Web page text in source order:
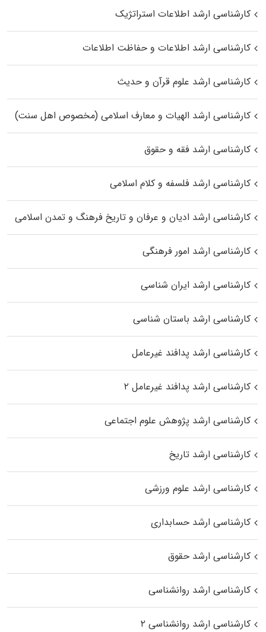
کارشناسی ارشد اطلاعات استراتژیک
کارشناسی ارشد اطلاعات و حفاظت اطلاعات
کارشناسی ارشد علوم قرآن و حدیث
کارشناسی ارشد الهیات و معارف اسلامی (مخصوص اهل سنت)
کارشناسی ارشد فقه و حقوق
کارشناسی ارشد فلسفه و کلام اسلامی
کارشناسی ارشد ادیان و عرفان و تاریخ فرهنگ و تمدن اسلامی
کارشناسی ارشد امور فرهنگی
کارشناسی ارشد ایران شناسی
کارشناسی ارشد باستان شناسی
کارشناسی ارشد پدافند غیرعامل
کارشناسی ارشد پدافند غیرعامل ۲
کارشناسی ارشد پژوهش علوم اجتماعی
کارشناسی ارشد تاریخ
کارشناسی ارشد علوم ورزشی
کارشناسی ارشد حسابداری
کارشناسی ارشد حقوق
کارشناسی ارشد روانشناسی
کارشناسی ارشد روانشناسی ۲